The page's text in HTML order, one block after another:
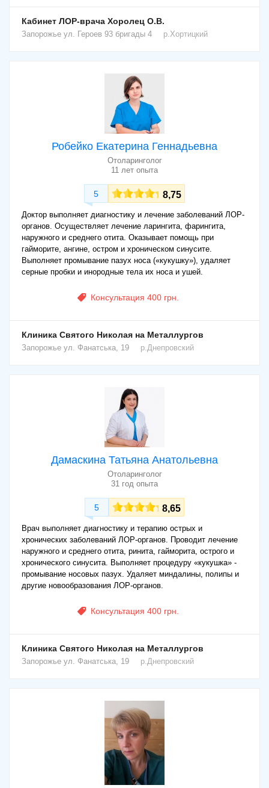
Кабинет ЛОР-врача Хоролец О.В.
Запорожье ул. Героев 93 бригады 4 р.Хортицкий
Робейко Екатерина Геннадьевна
Отоларинголог
11 лет опыта
5 8,75
Доктор выполняет диагностику и лечение заболеваний ЛОР-
органов. Осуществляет лечение ларингита, фарингита,
наружного и среднего отита. Оказывает помощь при
гайморите, ангине, остром и хроническом синусите.
Выполняет промывание пазух носа («кукушку»), удаляет
серные пробки и инородные тела их носа и ушей.
Консультация 400 грн.
Клиника Святого Николая на Металлургов
Запорожье ул. Фанатська, 19 р.Днепровский
Дамаскина Татьяна Анатольевна
Отоларинголог
31 год опыта
5 8,65
Врач выполняет диагностику и терапию острых и
хронических заболеваний ЛОР-органов. Проводит лечение
наружного и среднего отита, ринита, гайморита, острого и
хронического синусита. Выполняет процедуру «кукушка» -
промывание носовых пазух. Удаляет миндалины, полипы и
другие новообразования ЛОР-органов.
Консультация 400 грн.
Клиника Святого Николая на Металлургов
Запорожье ул. Фанатська, 19 р.Днепровский